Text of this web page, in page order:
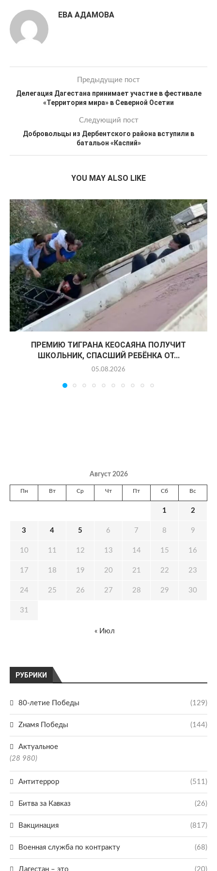
ЕВА АДАМОВА
Предыдущие пост
Делегация Дагестана принимает участие в фестивале
«Территория мира» в Северной Осетии
Следующий пост
Добровольцы из Дербентского района вступили в
батальон «Каспий»
YOU MAY ALSO LIKE
ПРЕМИЮ ТИГРАНА КЕОСАЯНА ПОЛУЧИТ
ШКОЛЬНИК, СПАСШИЙ РЕБЁНКА ОТ...
05.08.2026
РУБРИКИ
80-летие Победы (129)
Zнамя Победы (144)
Актуальное
(28 980)
Антитеррор (511)
Битва за Кавказ (26)
Вакцинация (817)
Военная служба по контракту (68)
Дагестан – это (20)
Август 2026
Пн Вт Ср Чт Пт Сб Вс
1 2
3 4 5 6 7 8 9
10 11 12 13 14 15 16
17 18 19 20 21 22 23
24 25 26 27 28 29 30
31
« Июл